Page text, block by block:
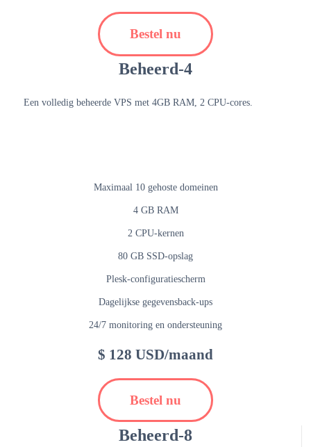
Bestel nu
Beheerd-4
Een volledig beheerde VPS met 4GB RAM, 2 CPU-cores.
Maximaal 10 gehoste domeinen
4 GB RAM
2 CPU-kernen
80 GB SSD-opslag
Plesk-configuratiescherm
Dagelijkse gegevensback-ups
24/7 monitoring en ondersteuning
$ 128 USD/maand
Bestel nu
Beheerd-8